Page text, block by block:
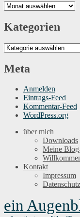
Archiv
Kategorien
Kategorien
Meta
Anmelden
Eintrags-Feed
Kommentar-Feed
WordPress.org
über mich
Downloads
Meine
Kontakt
Impressum
ein